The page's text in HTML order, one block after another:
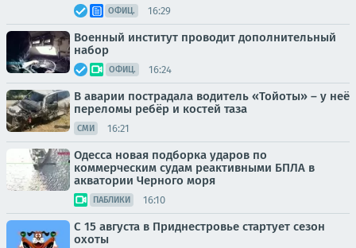
ОФИЦ. 16:29
Военный институт проводит дополнительный
набор
ОФИЦ. 16:24
В аварии пострадала водитель «Тойоты» – у неё
переломы ребёр и костей таза
СМИ 16:21
Одесса новая подборка ударов по
коммерческим судам реактивными БПЛА в
акватории Черного моря
ПАБЛИКИ 16:10
С 15 августа в Приднестровье стартует сезон
охоты